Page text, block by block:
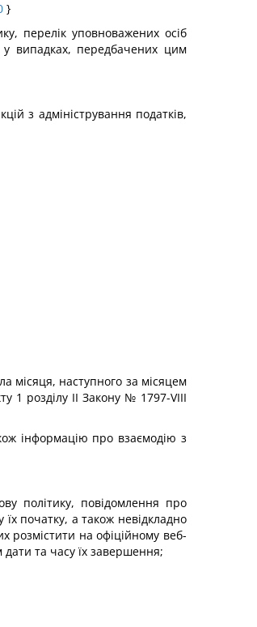
}
перелік уповноважених осіб
у випадках, передбачених цим
з адміністрування податків,
місяця, наступного за місяцем
1 розділу II Закону № 1797-VIII
інформацію про взаємодію з
політику, повідомлення про
початку, а також невідкладно
розмістити на офіційному веб-
дати та часу їх завершення;